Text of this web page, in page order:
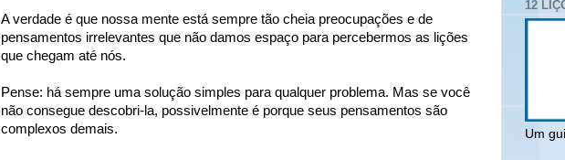
A verdade é que nossa mente está sempre tão cheia preocupações e de
pensamentos irrelevantes que não damos espaço para percebermos as lições
que chegam até nós.
Pense: há sempre uma solução simples para qualquer problema. Mas se você
não consegue descobri-la, possivelmente é porque seus pensamentos são
complexos demais.
12
Um